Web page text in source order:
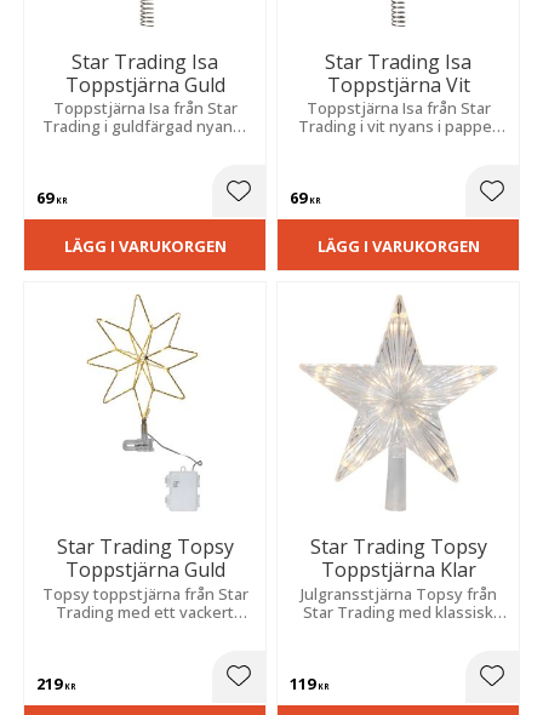
Star Trading Isa
Toppstjärna Guld
Toppstjärna Isa från Star
Trading i guldfärgad nyans i
69KR Lägg till i favoriter
LÄGG I VARUKORGEN
Star Trading Isa
Toppstjärna Vit
Toppstjärna Isa från Star
Trading i vit nyans i papper
69KR
LÄGG I VARUKORGEN
Star Trading Topsy
Toppstjärna Guld
Topsy toppstjärna från Star
Trading med ett vackert
219KR Lägg till i favoriter
Star Trading Topsy
Toppstjärna Klar
Julgransstjärna Topsy från
Star Trading med klassisk
119KR